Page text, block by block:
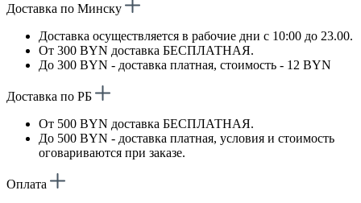
Доставка по Минску
Доставка осуществляется в рабочие дни с 10:00 до 23.00.
От 300 BYN доставка БЕСПЛАТНАЯ.
До 300 BYN - доставка платная, стоимость - 12 BYN
Доставка по РБ
От 500 BYN доставка БЕСПЛАТНАЯ.
До 500 BYN - доставка платная, условия и стоимость
оговариваются при заказе.
Оплата